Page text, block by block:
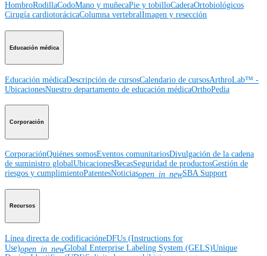
HombroRodillaCodoMano y muñecaPie y tobilloCaderaOrtobiológicos
Cirugía cardiotorácicaColumna vertebralImagen y resección
Educación médica
Educación médicaDescripción de cursosCalendario de cursosArthroLab™ -
UbicacionesNuestro departamento de educación médicaOrthoPedia
Corporación
CorporaciónQuiénes somosEventos comunitariosDivulgación de la cadena
de suministro globalUbicacionesBecasSeguridad de productosGestión de
riesgos y cumplimientoPatentesNoticiasopen_in_newSBA Support
Recursos
Línea directa de codificacióneDFUs (Instructions for
Use)open_in_newGlobal Enterprise Labeling System (GELS)Unique